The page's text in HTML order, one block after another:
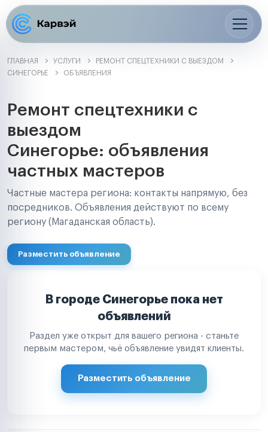
ГЛАВНАЯ УСЛУГИ
РЕМОНТ СПЕЦТЕХНИКИ С ВЫЕЗДОМ
СИНЕГОРЬЕ
ОБЪЯВЛЕНИЯ
Ремонт спецтехники с
выездом
Синегорье: объявления
частных мастеров
Частные мастера региона: контакты напрямую, без
посредников. Объявления действуют по всему
региону (Магаданская область).
Разместить объявление
В городе Синегорье пока нет
объявлений
Раздел уже открыт для вашего региона - станьте
первым мастером, чьё объявление увидят клиенты.
Разместить объявление